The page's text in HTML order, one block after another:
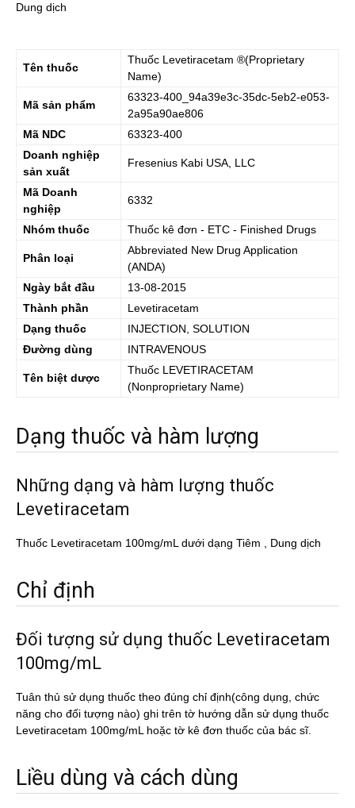
Dung dịch
Tên thuốc
Thuốc Levetiracetam ®(Proprietary
Name)
Mã sản phẩm
63323-400_94a39e3c-35dc-5eb2-e053-
2a95a90ae806
Mã NDC
63323-400
Doanh nghiệp
sản xuất
Fresenius Kabi USA, LLC
Mã Doanh
nghiệp
6332
Nhóm thuốc Thuốc kê đơn - ETC - Finished Drugs
Phân loại
Abbreviated New Drug Application
(ANDA)
Ngày bắt đầu
13-08-2015
Thành phần
Levetiracetam
Dạng thuốc
INJECTION, SOLUTION
Đường dùng
INTRAVENOUS
Tên biệt dược
Thuốc LEVETIRACETAM
(Nonproprietary Name)
Dạng thuốc và hàm lượng
Những dạng và hàm lượng thuốc
Levetiracetam
Thuốc Levetiracetam 100mg/mL dưới dạng Tiêm , Dung dịch
Chỉ định
Đối tượng sử dụng thuốc Levetiracetam
100mg/mL
Tuân thủ sử dụng thuốc theo đúng chỉ định(công dụng, chức
năng cho đối tượng nào) ghi trên tờ hướng dẫn sử dụng thuốc
Levetiracetam 100mg/mL hoặc tờ kê đơn thuốc của bác sĩ.
Liều dùng và cách dùng